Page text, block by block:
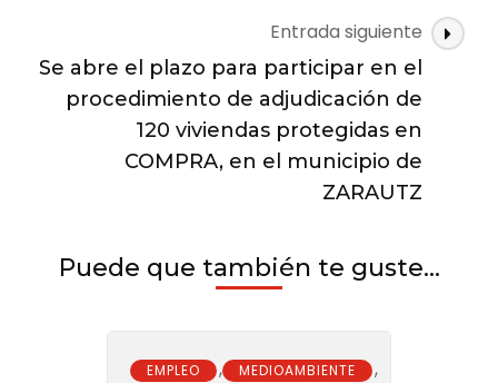
ofizialeko
etxebizitzen
esleipen
prozeduran
parte
hartzeko
Entrada siguiente
Se abre el plazo para participar en el
procedimiento de adjudicación de
120 viviendas protegidas en
COMPRA, en el municipio de
ZARAUTZ
Puede que también te guste...
EMPLEO , MEDIOAMBIENTE ,